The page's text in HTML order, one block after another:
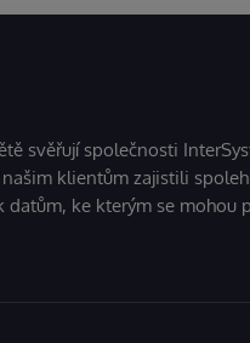
svěřují společnosti
klientům zajistili
datům, ke kterým se mohou